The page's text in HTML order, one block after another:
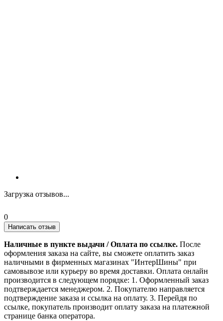
Загрузка отзывов...
0
Написать отзыв
Наличные в пункте выдачи / Оплата по ссылке. После
оформления заказа на сайте, вы сможете оплатить заказ
наличными в фирменных магазинах "ИнтерШины" при
самовывозе или курьеру во время доставки. Оплата онлайн
производится в следующем порядке: 1. Оформленный заказ
подтверждается менеджером. 2. Покупателю направляется
подтверждение заказа и ссылка на оплату. 3. Перейдя по
ссылке, покупатель производит оплату заказа на платежной
странице банка оператора.